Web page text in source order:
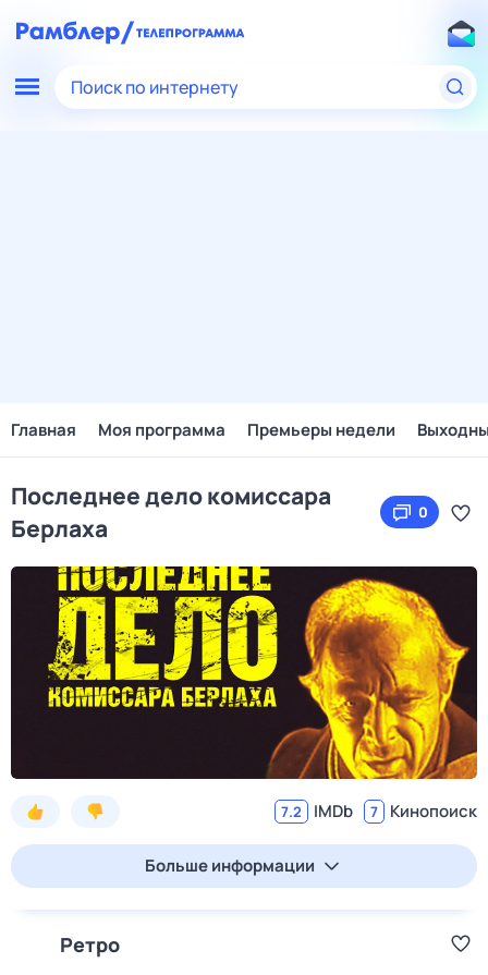
Поиск по интернету
Главная Моя программа Премьеры недели
Последнее дело комиссара
Берлаха
0
7.2 IMDb 7 Кинопоиск
Больше информации
Ретро